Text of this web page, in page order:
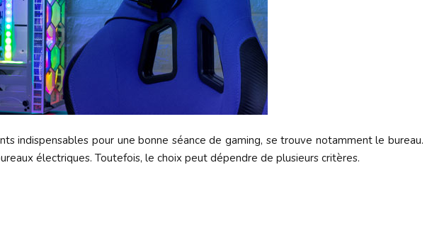
indispensables pour une bonne séance de gaming, se trouve notamment le bureau.
électriques. Toutefois, le choix peut dépendre de plusieurs critères.